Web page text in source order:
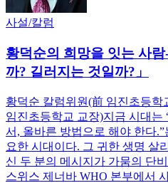
사설/칼럼
황덕순의 희망을 잇는 사
까? 길러지는 것일까?」
황덕순 칼럼위원(前 임진초등
임진초등학교 교장)지금 시대는
서, 올바른 방법으로 해야 한다.”
요한 시대이다. 그 귀한 생명 살
신 두 분의 메시지가 가뭄의 단
스위스 제너바 WHO 본부에서